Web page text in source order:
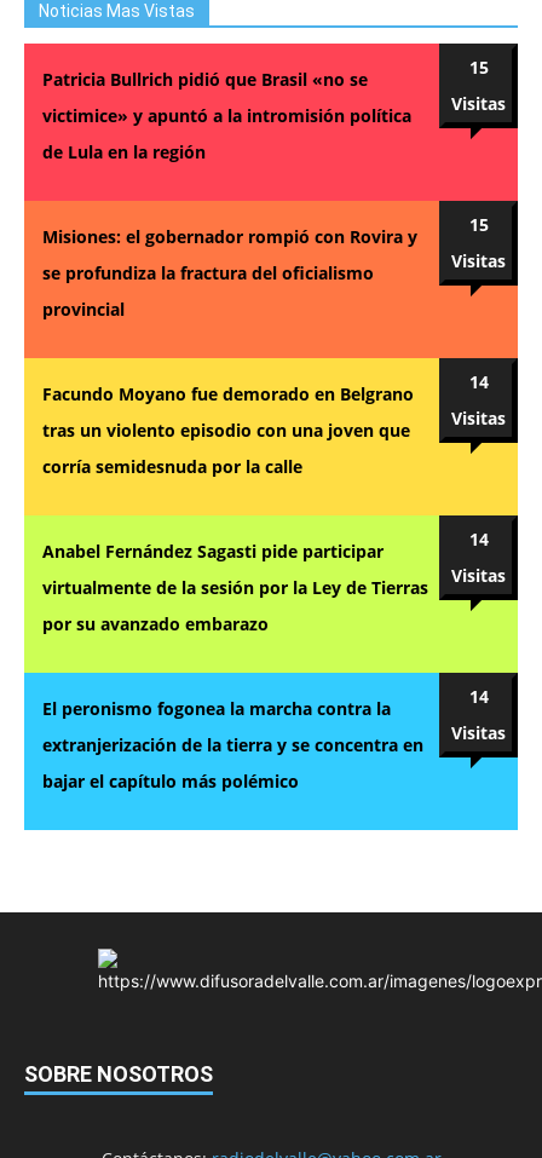
Noticias Mas Vistas
Patricia Bullrich pidió que Brasil «no se
victimice» y apuntó a la intromisión política
de Lula en la región
15
Visitas
Misiones: el gobernador rompió con Rovira y
se profundiza la fractura del oficialismo
provincial
15
Visitas
Facundo Moyano fue demorado en Belgrano
tras un violento episodio con una joven que
corría semidesnuda por la calle
14
Visitas
Anabel Fernández Sagasti pide participar
virtualmente de la sesión por la Ley de Tierras
por su avanzado embarazo
14
Visitas
El peronismo fogonea la marcha contra la
extranjerización de la tierra y se concentra en
bajar el capítulo más polémico
14
Visitas
SOBRE NOSOTROS